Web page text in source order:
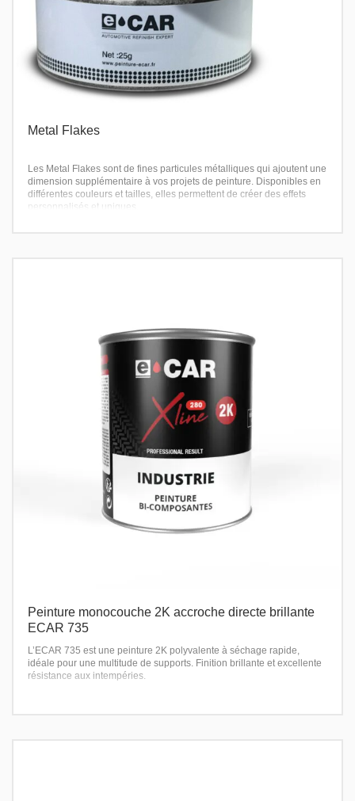
Metal Flakes
Les Metal Flakes sont de fines particules métalliques qui ajoutent une
dimension supplémentaire à vos projets de peinture. Disponibles en
différentes couleurs et tailles, elles permettent de créer des effets
personnalisés et uniques.
Peinture monocouche 2K accroche directe brillante
ECAR 735
L’ECAR 735 est une peinture 2K polyvalente à séchage rapide,
idéale pour une multitude de supports. Finition brillante et excellente
résistance aux intempéries.